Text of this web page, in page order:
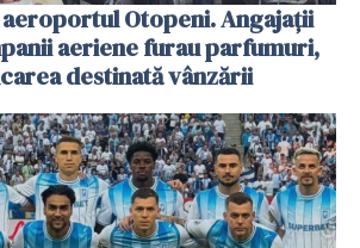
Otopeni. Angajații
aeriene furau parfumuri,
destinată vânzării